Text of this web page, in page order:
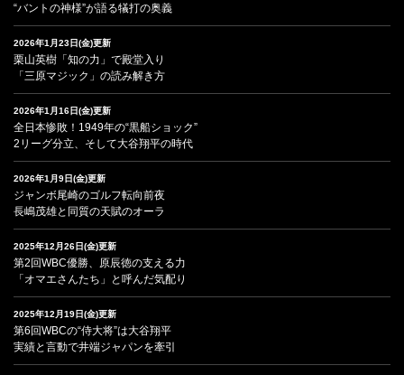
“バントの神様”が語る犠打の奥義
2026年1月23日(金)更新
栗山英樹「知の力」で殿堂入り
「三原マジック」の読み解き方
2026年1月16日(金)更新
全日本惨敗！1949年の“黒船ショック”
2リーグ分立、そして大谷翔平の時代
2026年1月9日(金)更新
ジャンボ尾崎のゴルフ転向前夜
長嶋茂雄と同質の天賦のオーラ
2025年12月26日(金)更新
第2回WBC優勝、原辰徳の支える力
「オマエさんたち」と呼んだ気配り
2025年12月19日(金)更新
第6回WBCの“侍大将”は大谷翔平
実績と言動で井端ジャパンを牽引